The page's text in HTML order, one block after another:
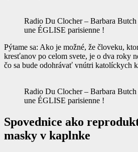
Radio Du Clocher – Barbara
une ÉGLISE parisienne !
Pýtame sa: Ako je možné, že človeku,
kresťanov po celom svete, je o dva roky
čo sa bude odohrávať vnútri katolíckych
Radio Du Clocher – Barbara
une ÉGLISE parisienne !
Spovednice ako
masky v kaplnke